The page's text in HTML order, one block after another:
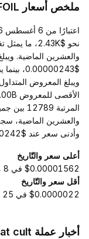
ملخص أسعار TINFOIL المباشر
المرتبة
وأدنى سعر عند $0.00000242.
أعلى سعر والتّاريخ
$0.00001562 في 8 مايو 2026
أقل سعر والتّاريخ
$0.0000022 في 25 يونيو 2026
أخبار عملة tinfoil hat cult